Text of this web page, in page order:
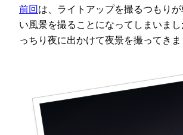
前回は、ライトアップを撮るつもり
い風景を撮ることになってしまいま
っちり夜に出かけて夜景を撮ってきま